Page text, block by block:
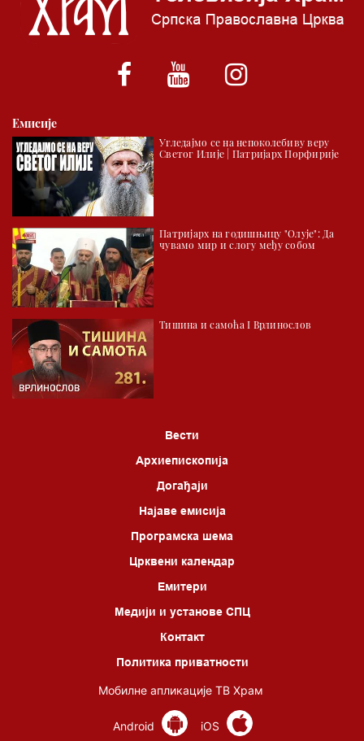
*најважније вести емитујемо на сваки пун сат
Емисије
Угледајмо се на непоколебиву веру
Светог Илије | Патријарх Порфирије
Патријарх на годишњицу "Олује": Да
чувамо мир и слогу међу собом
Тишина и самоћа I Врлинослов
Вести
Архиепископија
Догађаји
Најаве емисија
Програмска шема
Црквени календар
Емитери
Медији и установе СПЦ
Контакт
Политика приватности
Мобилне апликације ТВ Храм
Android iOS